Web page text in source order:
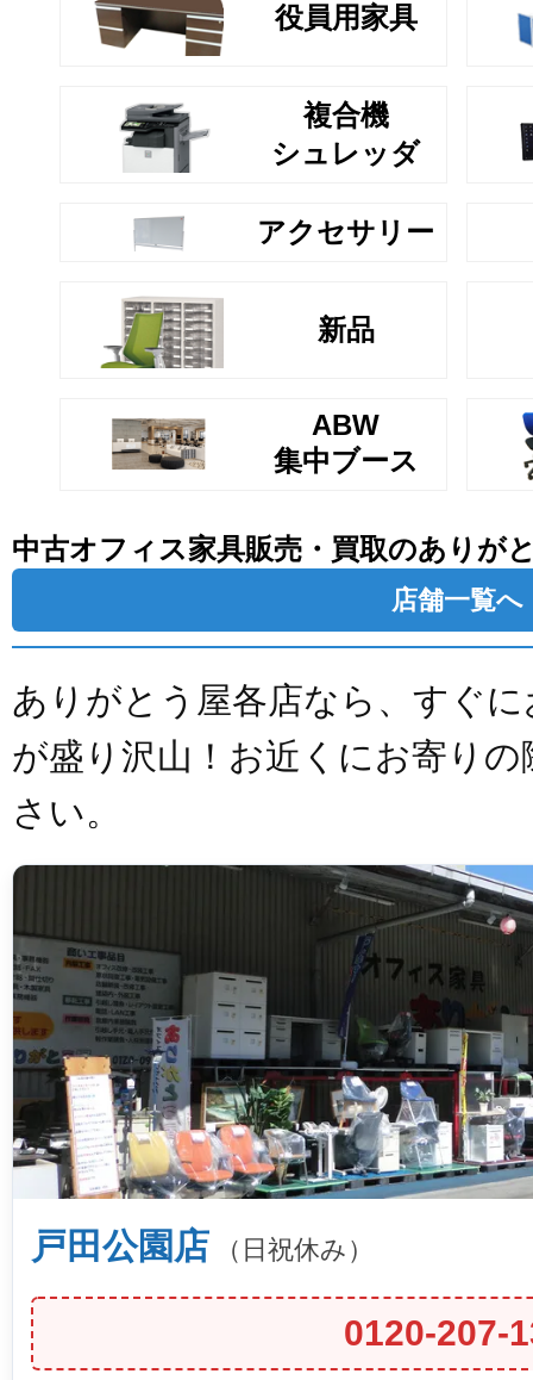
役員用家具
複合機
シュレッダ
アクセサリー
新品
ABW
集中ブース
中古オフィス家具販売・買取のありが
店舗一覧へ
ありがとう屋各店なら、すぐ
が盛り沢山！お近くにお寄り
さい。
戸田公園店 （日祝休み）
0120-207-